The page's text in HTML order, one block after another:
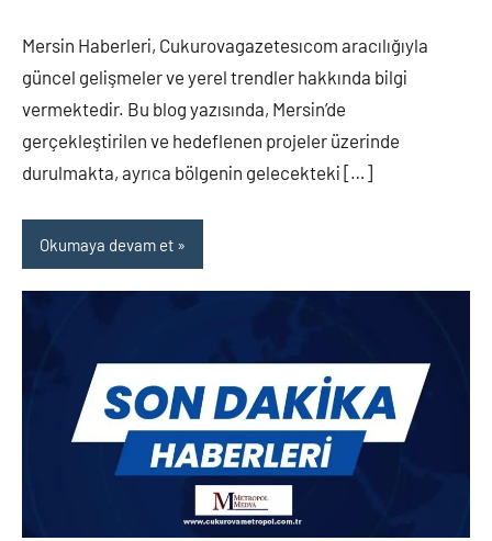
Mersin Haberleri, Cukurovagazetesıcom aracılığıyla
güncel gelişmeler ve yerel trendler hakkında bilgi
vermektedir. Bu blog yazısında, Mersin’de
gerçekleştirilen ve hedeflenen projeler üzerinde
durulmakta, ayrıca bölgenin gelecekteki […]
Okumaya devam et